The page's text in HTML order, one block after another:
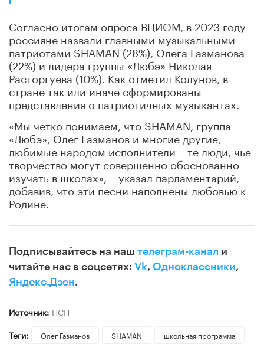
Согласно итогам опроса ВЦИОМ, в 2023 году
россияне назвали главными музыкальными
патриотами SHAMAN (28%), Олега Газманова
(22%) и лидера группы «Любэ» Николая
Расторгуева (10%). Как отметил Колунов, в
стране так или иначе сформированы
представления о патриотичных музыкантах.
«Мы четко понимаем, что SHAMAN, группа
«Любэ», Олег Газманов и многие другие,
любимые народом исполнители – те люди, чье
творчество могут совершенно обоснованно
изучать в школах», – указал парламентарий,
добавив, что эти песни наполнены любовью к
Родине.
Подписывайтесь на наш телеграм-канал и
читайте нас в соцсетях: Vk, Одноклассники,
Яндекс.Дзен.
Источник: НСН
Теги:
Олег Газманов SHAMAN
школьная программа